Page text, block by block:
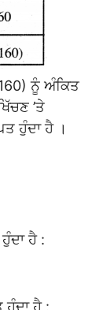
ਨੂੰ ਅੰਕਿਤ
’ਤੇ
ਹੁੰਦਾ ਹੈ ।
ਹੈ :
ਹੁੰਦਾ ਹੈ :